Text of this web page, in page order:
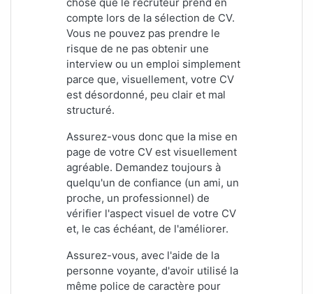
compte lors de la sélection de CV.
Vous ne pouvez pas prendre le
risque de ne pas obtenir une
interview ou un emploi simplement
parce que, visuellement, votre CV
est désordonné, peu clair et mal
structuré.
Assurez-vous donc que la mise en
page de votre CV est visuellement
agréable. Demandez toujours à
quelqu'un de confiance (un ami, un
proche, un professionnel) de
vérifier l'aspect visuel de votre CV
et, le cas échéant, de l'améliorer.
Assurez-vous, avec l'aide de la
personne voyante, d'avoir utilisé la
même police de caractère pour